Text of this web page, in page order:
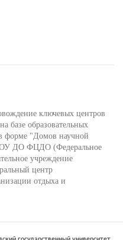
ключевых центров
базе образовательных
форме "Домов научной
ДО ФЦДО (Федеральное
учреждение
центр
отдыха и